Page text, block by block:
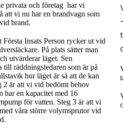
privata och företag har vi
att vi nu har en brandvagn som
brand.
Första Insats Person rycker ut vid
På plats sätter man
utvärderar läget. Sen
räddningsledaren som är på
hur läget är så att de kan
2 är att vi vid bedömt behov
har en kapacitet med 16
för vatten. Steg 3 är att vi
våra större volymsprutor vid